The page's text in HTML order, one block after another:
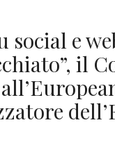
social e
il